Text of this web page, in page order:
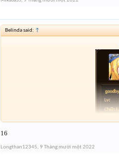
Belinda said: ↑
16
Longthan12345, 9 Tháng mười một 2022